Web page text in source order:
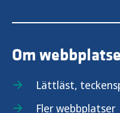
hälsofrämjande
Om
Lättläst,
Fler webbplatser